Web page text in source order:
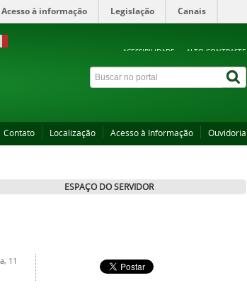
Acesso à informação Legislação Canais
ACESSIBILIDADE ALTO CONTRASTE
Contato Localização Acesso à Informação Ouvidoria
ESPAÇO DO SERVIDOR
11